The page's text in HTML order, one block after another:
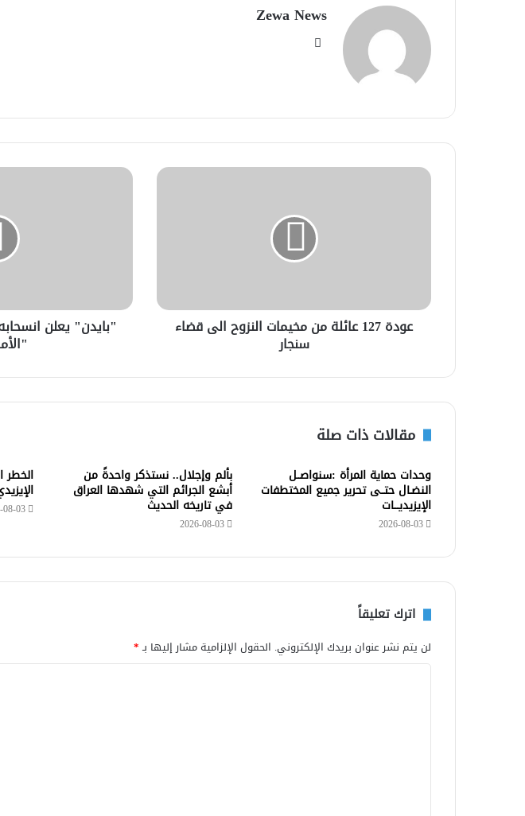
Zewa News
عودة 127 عائلة من مخيمات النزوح الى قضاء
سنجار
"بايدن" يعلن
مقالات ذات صلة
وحدات حماية المرأة :سنواصــل
النضـال حتــى تحرير جميع المختطفات
الإيزيديـــات
2026-08-03
بألم وإجلال.. نستذكر واحدةً من
أبشع الجرائم التي شهدها العراق
في تاريخه الحديث
2026-08-03
03
اترك تعليقاً
لن يتم نشر عنوان بريدك الإلكتروني. الحقول الإلزامية مشار إليها بـ*